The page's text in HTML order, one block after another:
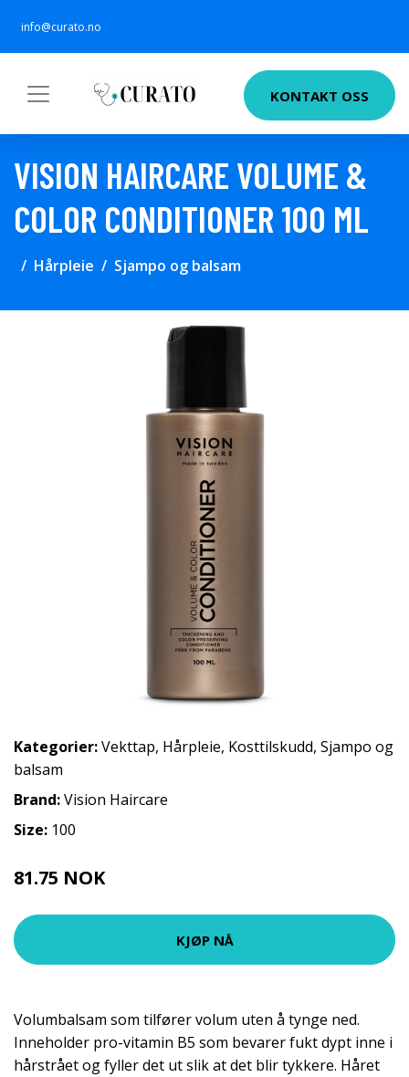
info@curato.no
KONTAKT OSS
VISION HAIRCARE VOLUME &
COLOR CONDITIONER 100 ML
Hårpleie Sjampo og balsam
Kategorier:Vekttap, Hårpleie, Kosttilskudd, Sjampo og
balsam
Brand:Vision Haircare
Size: 100
81.75 NOK
KJØP NÅ
Volumbalsam som tilfører volum uten å tynge ned.
Inneholder pro-vitamin B5 som bevarer fukt dypt inne i
hårstrået og fyller det ut slik at det blir tykkere. Håret